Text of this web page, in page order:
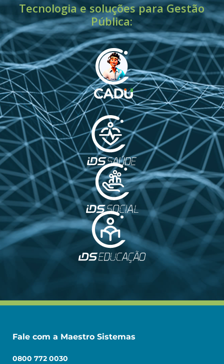
Tecnologia e soluções para Gestão
Pública:
Fale com a Maestro Sistemas
0800 772 0030